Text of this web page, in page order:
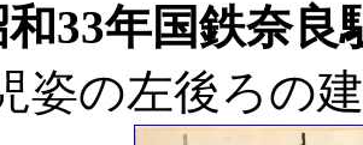
和33年国鉄奈良
姿の左後ろの